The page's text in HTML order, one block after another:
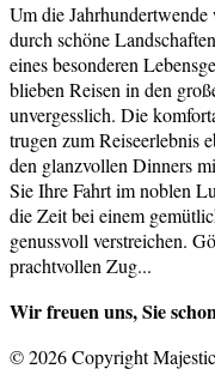
Um die
durch schöne
eines besonderen
blieben Reisen in den
unvergesslich. Die
trugen zum Reiseerlebnis
den glanzvollen Dinners
Sie Ihre Fahrt im noblen
die Zeit bei einem
genussvoll verstreichen.
prachtvollen Zug...
Wir freuen uns, Sie
© 2026 Copyright